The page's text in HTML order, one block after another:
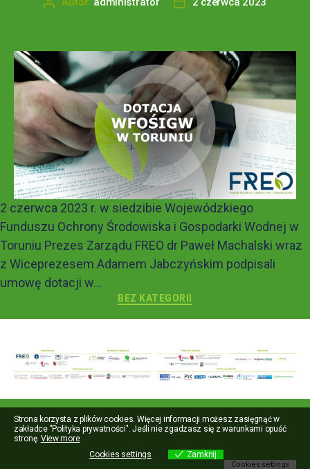
2 czerwca 2023 r. w siedzibie Wojewódzkiego
Funduszu Ochrony Środowiska i Gospodarki Wodnej w
Toruniu Prezes Zarządu FREO dr Paweł Machalski wraz
z Wiceprezesem Adamem Jabczyńskim podpisali
umowę dotacji w...
BEZ KATEGORII
Strona korzysta z plików cookies. Więcej informacji możesz zasięgnąć w
zakładce "Polityka prywatności". Jeśli nie zgadzasz się z warunkami opuść
stronę. View more
Cookies settings
Zamknij
Cookies settings